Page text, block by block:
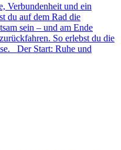
Verbundenheit und ein
du auf dem Rad die
sein – und am Ende
So erlebst du die
Der Start: Ruhe und